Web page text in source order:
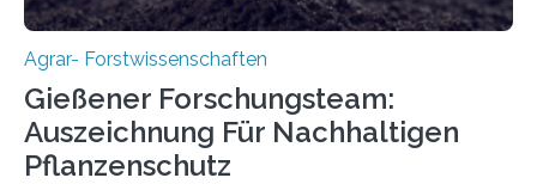
Agrar- Forstwissenschaften
Gießener Forschungsteam:
Auszeichnung Für Nachhaltigen
Pflanzenschutz